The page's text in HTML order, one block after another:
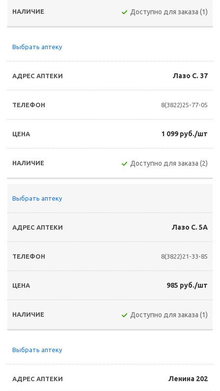
Доступно для заказа (1)
Выбрать аптеку
Лазо С. 37
8(3822)25-77-05
1 099 руб./шт
Доступно для заказа (2)
Выбрать аптеку
Лазо С. 5А
8(3822)21-33-85
985 руб./шт
Доступно для заказа (1)
Выбрать аптеку
Ленина 202